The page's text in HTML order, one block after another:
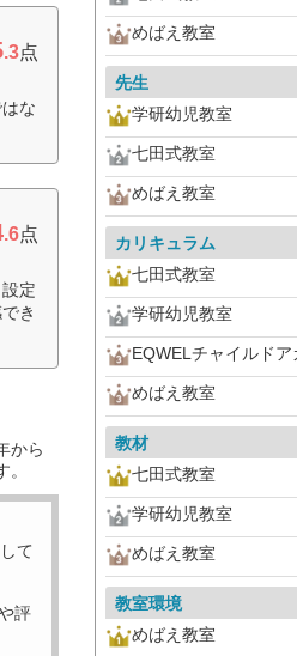
.3点
な
.6点
定
き
から
て
評
めばえ教室
先生
学研幼児教室
七田式教室
めばえ教室
カリキュラム
七田式教室
学研幼児教室
EQWELチャイルドア
めばえ教室
教材
七田式教室
学研幼児教室
めばえ教室
教室環境
めばえ教室